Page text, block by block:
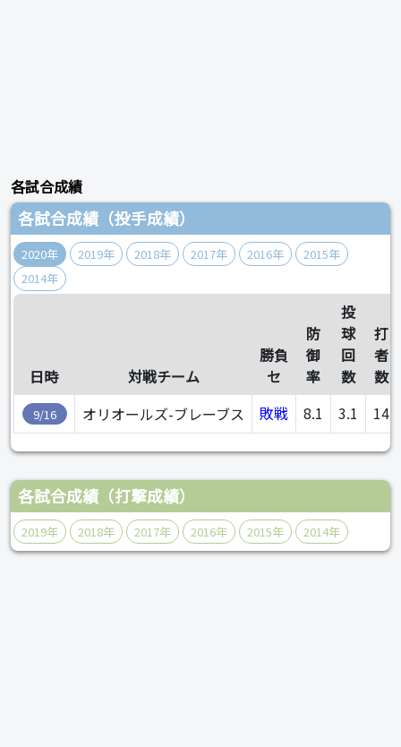
各試合成績
各試合成績（投手成績）
2020年 2019年 2018年 2017年 2016年
2015年
2014年
日時 対戦チーム
勝負
セ
防
御
率
投
球
回
数
打
者
数
9/16 オリオールズ-ブレーブス 敗戦 8.1 3.1 14
各試合成績（打撃成績）
2019年 2018年 2017年 2016年 2015年 2014年